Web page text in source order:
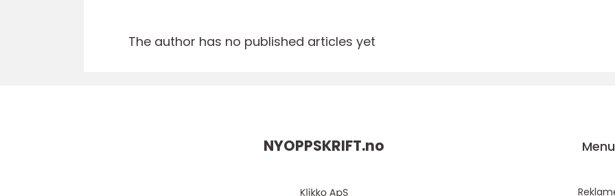
The author has no published articles yet
NYOPPSKRIFT.no Menu